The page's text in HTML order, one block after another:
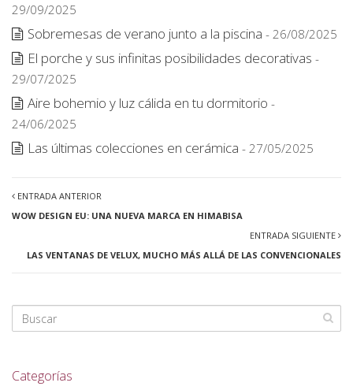
29/09/2025
Sobremesas de verano junto a la piscina - 26/08/2025
El porche y sus infinitas posibilidades decorativas -
29/07/2025
Aire bohemio y luz cálida en tu dormitorio -
24/06/2025
Las últimas colecciones en cerámica - 27/05/2025
ENTRADA ANTERIOR
WOW DESIGN EU: UNA NUEVA MARCA EN HIMABISA
ENTRADA SIGUIENTE
LAS VENTANAS DE VELUX, MUCHO MÁS ALLÁ DE LAS CONVENCIONALES
Categorías